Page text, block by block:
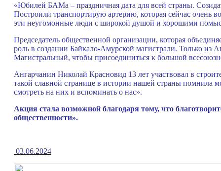
«Юбилей БАМа – праздничная дата для всей страны.
Построили транспортирую артерию, которая сейчас очень
эти неугомонные люди с широкой душой и хорошими
Председатель общественной организации, которая
роль в создании Байкало-Амурской магистрали. Только из
Магистральный, чтобы присоединиться к большой
Ангарчанин Николай Красновид 13 лет участвовал в
такой славной странице в истории нашей страны помнила
смотреть на них и вспоминать о нас».
Акция стала возможной благодаря тому, что
общественности».
03.06.2024